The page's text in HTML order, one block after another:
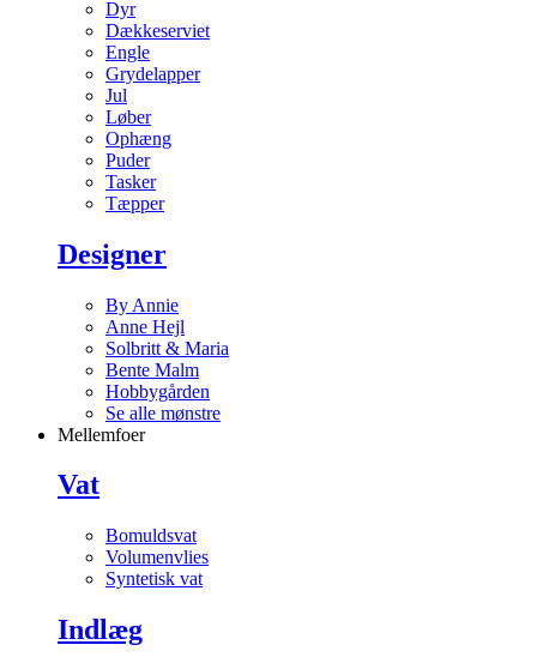
Dyr
Dækkeserviet
Engle
Grydelapper
Jul
Løber
Ophæng
Puder
Tasker
Tæpper
Designer
By Annie
Anne Hejl
Solbritt & Maria
Bente Malm
Hobbygården
Se alle mønstre
Mellemfoer
Vat
Bomuldsvat
Volumenvlies
Syntetisk vat
Indlæg